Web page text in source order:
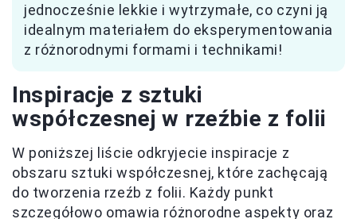
jednocześnie lekkie i wytrzymałe, co czyni ją
idealnym materiałem do eksperymentowania
z różnorodnymi formami i technikami!
Inspiracje z sztuki
współczesnej w rzeźbie z folii
W poniższej liście odkryjecie inspiracje z
obszaru sztuki współczesnej, które zachęcają
do tworzenia rzeźb z folii. Każdy punkt
szczegółowo omawia różnorodne aspekty oraz